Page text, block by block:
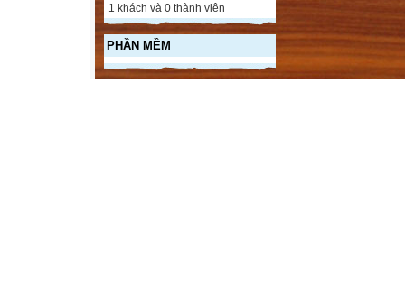
1 khách và 0 thành viên
PHẦN MỀM